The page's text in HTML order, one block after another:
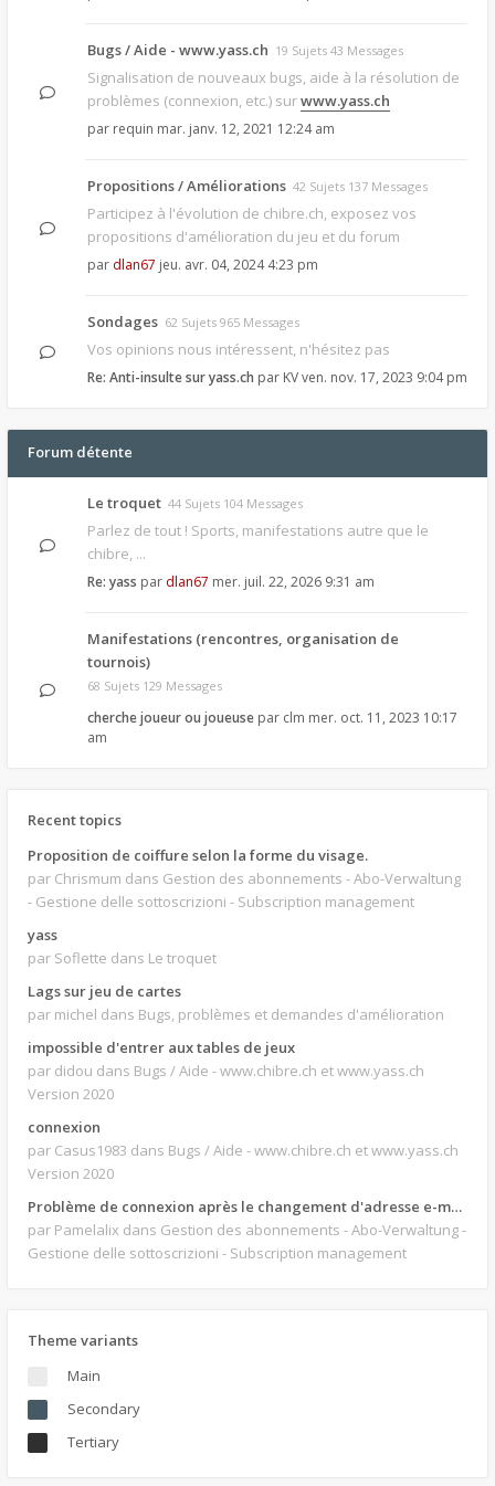
Bugs / Aide - www.yass.ch 19 Sujets 43 Messages
Signalisation de nouveaux bugs, aide à la résolution de
problèmes (connexion, etc.) surwww.yass.ch
par requin mar. janv. 12, 2021 12:24 am
Propositions / Améliorations 42 Sujets 137 Messages
Participez à l'évolution de chibre.ch, exposez vos
propositions d'amélioration du jeu et du forum
par dlan67 jeu. avr. 04, 2024 4:23 pm
Sondages 62 Sujets 965 Messages
Vos opinions nous intéressent, n'hésitez pas
Re: Anti-insulte sur yass.ch par KVven. nov. 17, 2023 9:04 pm
Forum détente
Le troquet 44 Sujets 104 Messages
Parlez de tout ! Sports, manifestations autre que le
chibre, ...
Re: yass par dlan67 mer. juil. 22, 2026 9:31 am
Manifestations (rencontres, organisation de
tournois)
68 Sujets 129 Messages
cherche joueur ou joueuse par clm mer. oct. 11, 2023 10:17
am
Recent topics
Proposition de coiffure selon la forme du visage.
par Chrismum dans Gestion des abonnements - Abo-Verwaltung
- Gestione delle sottoscrizioni - Subscription management
yass
par Soflette dans Le troquet
Lags sur jeu de cartes
par michel dans Bugs, problèmes et demandes d'amélioration
impossible d'entrer aux tables de jeux
par didou dans Bugs / Aide - www.chibre.ch et www.yass.ch
Version 2020
connexion
par Casus1983 dans Bugs / Aide - www.chibre.ch et www.yass.ch
Version 2020
Problème de connexion après le changement d'adresse e-mail.
par Pamelalix dans Gestion des abonnements - Abo-Verwaltung -
Gestione delle sottoscrizioni - Subscription management
Theme variants
Main
Secondary
Tertiary